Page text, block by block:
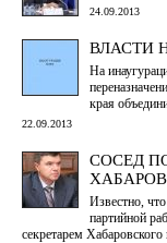
24.09.2013
ВЛАСТИ
На
края
22.09.2013
СОСЕД
Известно,
партийной
секретарем